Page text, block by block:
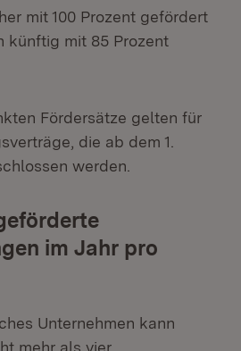
mit 100 Prozent gefördert
künftig mit 85 Prozent
Fördersätze gelten für
die ab dem 1.
werden.
im Jahr pro
Unternehmen kann
mehr als vier